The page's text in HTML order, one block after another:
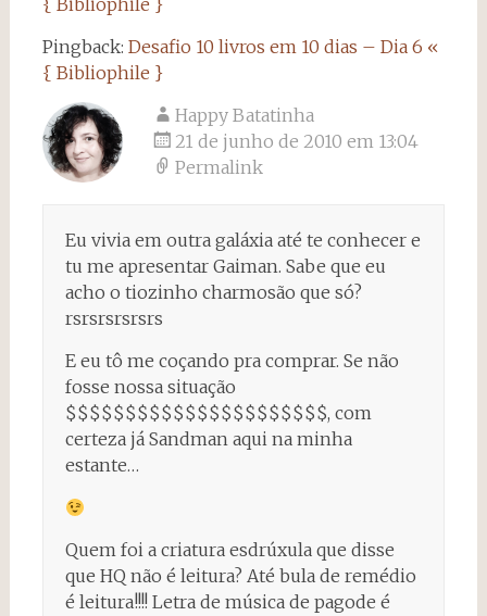
{ Bibliophile }
Pingback: Desafio 10 livros em 10 dias – Dia 6 «
{ Bibliophile }
Happy Batatinha
21 de junho de 2010 em 13:04
Permalink
Eu vivia em outra galáxia até te conhecer e
tu me apresentar Gaiman. Sabe que eu
acho o tiozinho charmosão que só?
rsrsrsrsrsrs
E eu tô me coçando pra comprar. Se não
fosse nossa situação
$$$$$$$$$$$$$$$$$$$$$$, com
certeza já Sandman aqui na minha
estante…
Quem foi a criatura esdrúxula que disse
que HQ não é leitura? Até bula de remédio
é leitura!!!! Letra de música de pagode é